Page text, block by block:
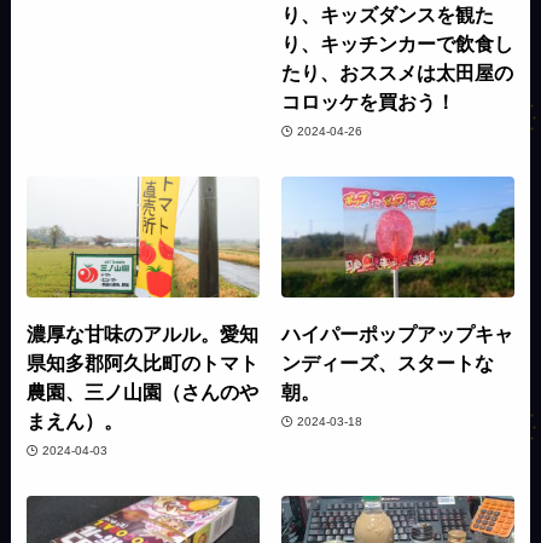
り、キッズダンスを観た
り、キッチンカーで飲食し
たり、おススメは太田屋の
コロッケを買おう！
2024-04-26
濃厚な甘味のアルル。愛知
県知多郡阿久比町のトマト
農園、三ノ山園（さんのや
まえん）。
2024-04-03
ハイパーポップアップキャ
ンディーズ、スタートな
朝。
2024-03-18